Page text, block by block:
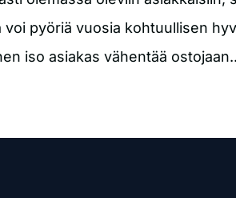
pyöriä vuosia kohtuullisen
iso asiakas vähentää